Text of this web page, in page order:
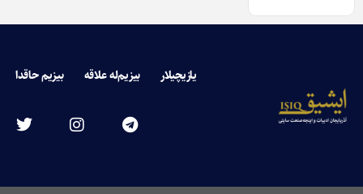
یازیچیلار بیزیم‌له علاقه بیزیم حاقدا